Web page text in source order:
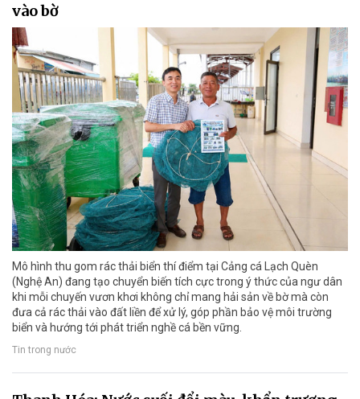
vào bờ
Mô hình thu gom rác thải biển thí điểm tại Cảng cá Lạch Quèn
(Nghệ An) đang tạo chuyển biến tích cực trong ý thức của ngư dân
khi mỗi chuyến vươn khơi không chỉ mang hải sản về bờ mà còn
đưa cả rác thải vào đất liền để xử lý, góp phần bảo vệ môi trường
biển và hướng tới phát triển nghề cá bền vững.
Tin trong nước